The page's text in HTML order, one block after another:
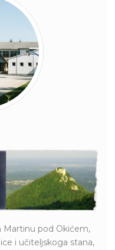
Martinu pod Okićem,
i učiteljskoga stana,